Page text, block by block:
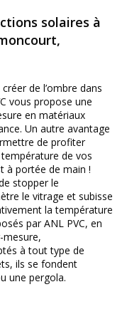
solaires à
de l’ombre dans
vous propose une
en matériaux
Un autre avantage
de profiter
température de vos
à portée de main !
stopper le
le vitrage et subisse
la température
par ANL PVC, en
mesure,
à tout type de
ils se fondent
une pergola.